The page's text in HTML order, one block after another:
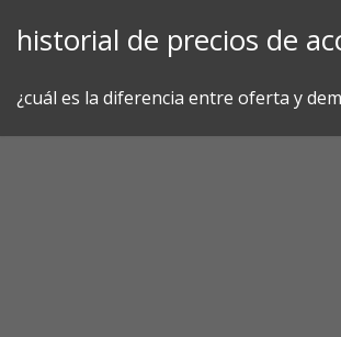
historial de precios de
¿cuál es la diferencia entre oferta y